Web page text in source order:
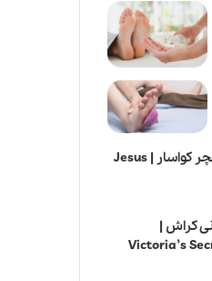
عطر ادکلن جسوس دل پوزو ادونچر کواسار | Jesus
کراش |
Victoria’s